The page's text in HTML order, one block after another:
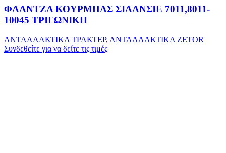
ΦΛΑΝΤΖΑ ΚΟΥΡΜΠΑΣ ΣΙΛΑΝΣΙΕ 7011,8011-
10045 ΤΡΙΓΩΝΙΚΗ
ΑΝΤΑΛΛΑΚΤΙΚΑ ΤΡΑΚΤΕΡ, ΑΝΤΑΛΛΑΚΤΙΚΑ ZETOR
Συνδεθείτε για να δείτε τις τιμές